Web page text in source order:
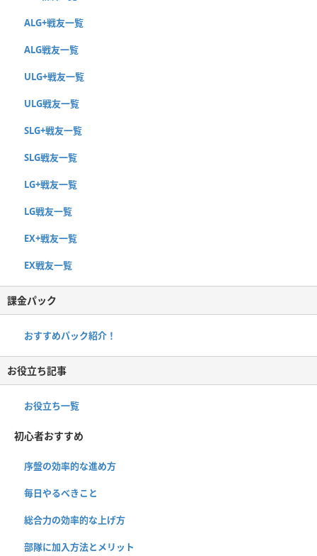
ALG+戦友一覧
ALG戦友一覧
ULG+戦友一覧
ULG戦友一覧
SLG+戦友一覧
SLG戦友一覧
LG+戦友一覧
LG戦友一覧
EX+戦友一覧
EX戦友一覧
課金パック
おすすめパック紹介！
お役立ち記事
お役立ち一覧
初心者おすすめ
序盤の効率的な進め方
毎日やるべきこと
総合力の効率的な上げ方
部隊に加入方法とメリット